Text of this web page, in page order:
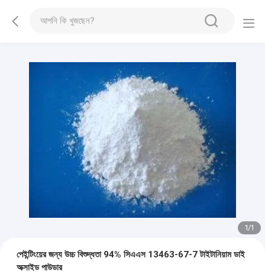
1/1
পেইন্টিংয়ের জন্য উচ্চ বিশুদ্ধতা 94% সিএএস 13463-67-7 টাইটানিয়াম ডাই
অক্সাইড পাউডার